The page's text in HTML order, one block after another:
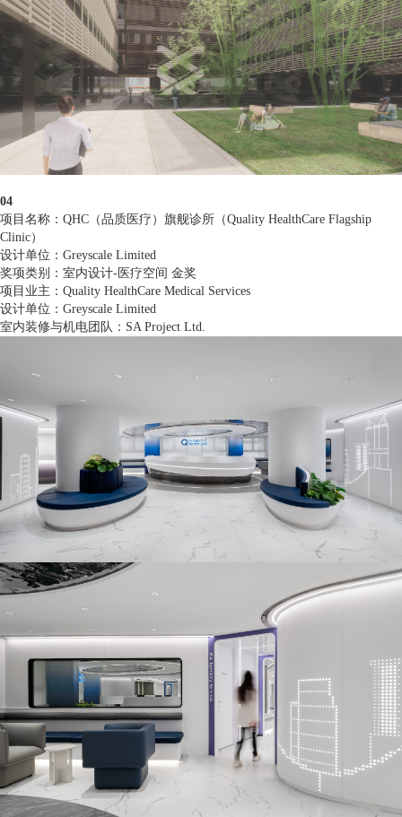
04
项目名称：QHC（品质医疗）旗舰诊所（Quality HealthCare Flagship
Clinic）
设计单位：Greyscale Limited
奖项类别：室内设计-医疗空间 金奖
项目业主：Quality HealthCare Medical Services
设计单位：Greyscale Limited
室内装修与机电团队：SA Project Ltd.